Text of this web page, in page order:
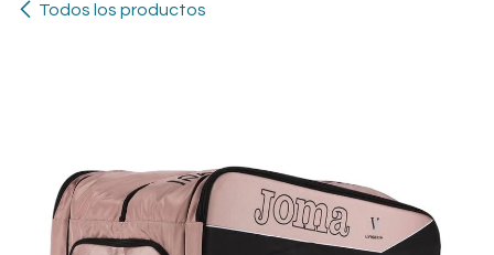
Todos los productos